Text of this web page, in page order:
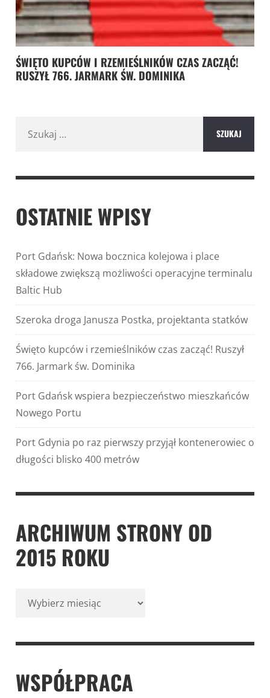
ŚWIĘTO KUPCÓW I RZEMIEŚLNIKÓW CZAS ZACZĄĆ!
RUSZYŁ 766. JARMARK ŚW. DOMINIKA
OSTATNIE WPISY
Port Gdańsk: Nowa bocznica kolejowa i place
składowe zwiększą możliwości operacyjne terminalu
Baltic Hub
Szeroka droga Janusza Postka, projektanta statków
Święto kupców i rzemieślników czas zacząć! Ruszył
766. Jarmark św. Dominika
Port Gdańsk wspiera bezpieczeństwo mieszkańców
Nowego Portu
Port Gdynia po raz pierwszy przyjął kontenerowiec o
długości blisko 400 metrów
ARCHIWUM STRONY OD
2015 ROKU
Archiwum
strony
2015
WSPÓŁPRACA